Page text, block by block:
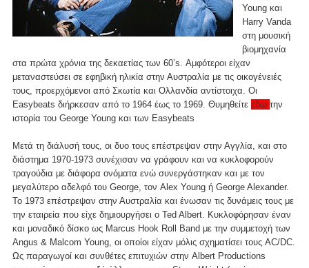
Young και
Harry Vanda
στη μουσική
βιομηχανία
στα πρώτα χρόνια της δεκαετίας των 60’s. Αμφότεροι είχαν
μεταναστεύσει σε εφηβική ηλικία στην Αυστραλία με τις οικογένειές
τους, προερχόμενοι από Σκωτία και Ολλανδία αντίστοιχα. Οι
Easybeats διήρκεσαν από το 1964 έως το 1969. Θυμηθείτε εδώ την
ιστορία του George Young και των Easybeats
Μετά τη διάλυσή τους, οι δυο τους επέστρεψαν στην Αγγλία, και στο
διάστημα 1970-1973 συνέχισαν να γράφουν και να κυκλοφορούν
τραγούδια με διάφορα ονόματα ενώ συνεργάστηκαν και με τον
μεγαλύτερο αδελφό του George, τον Alex Young ή George Alexander.
Το 1973 επέστρεψαν στην Αυστραλία και ένωσαν τις δυνάμεις τους με
την εταιρεία που είχε δημιουργήσει ο Ted Albert. Κυκλοφόρησαν έναν
και μοναδικό δίσκο ως Marcus Hook Roll Band με την συμμετοχή των
Angus & Malcom Young, οι οποίοι είχαν μόλις σχηματίσει τους AC/DC.
Ως παραγωγοί και συνθέτες επιτυχιών στην Albert Productions